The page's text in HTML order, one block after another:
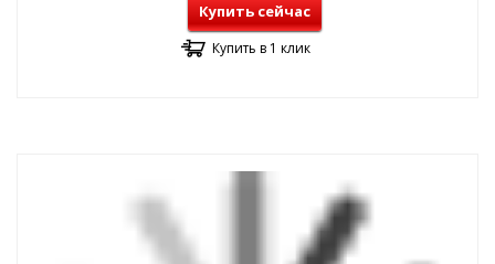
Купить сейчас
Купить в 1 клик